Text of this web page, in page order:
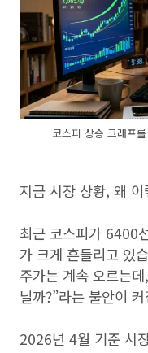
코스피 상승 그래프
지금 시장 상황, 왜
최근 코스피가 6400
가 크게 흔들리고 있
주가는 계속 오르는
닐까?”라는 불안이
2026년 4월 기준 시